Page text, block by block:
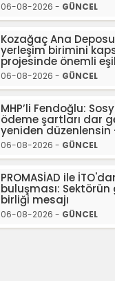
06-08-2026 - GÜNCEL
Kozağaç Ana
yerleşim birimini
projesinde önemli
06-08-2026 - GÜNCEL
MHP’li Fendoğlu:
ödeme şartları dar
yeniden düzenlensin
06-08-2026 - GÜNCEL
PROMASİAD ile
buluşması:
birliği mesajı
06-08-2026 - GÜNCEL